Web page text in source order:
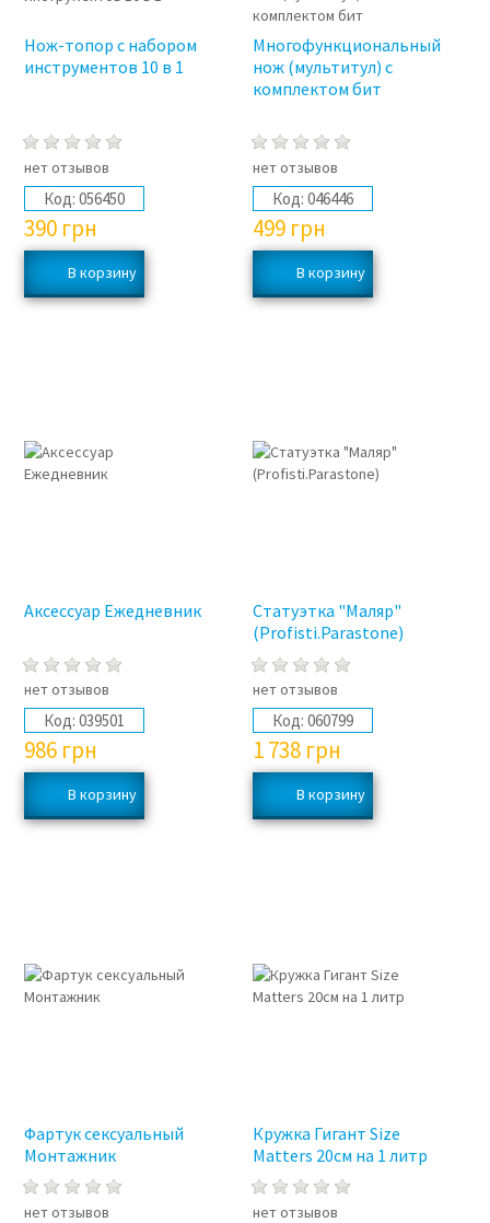
Нож-топор с набором
инструментов 10 в 1
нет отзывов
Код: 056450
390 грн
Многофункциональный
нож (мультитул) с
комплектом бит
нет отзывов
Код: 046446
499 грн
Аксессуар Ежедневник
нет отзывов
Код: 039501
986 грн
Статуэтка "Маляр"
(Profisti.Parastone)
нет отзывов
Код: 060799
1 738 грн
Фартук сексуальный
Монтажник
нет отзывов
Кружка Гигант Size
Matters 20cм на 1 литр
нет отзывов